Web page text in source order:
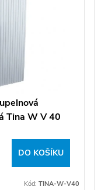
Tina W V 40
DO KOŠÍKU
Kód: TINA-W-V40